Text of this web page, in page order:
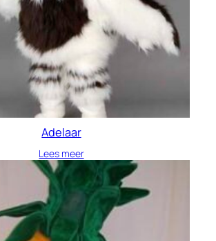
Adelaar
Lees meer